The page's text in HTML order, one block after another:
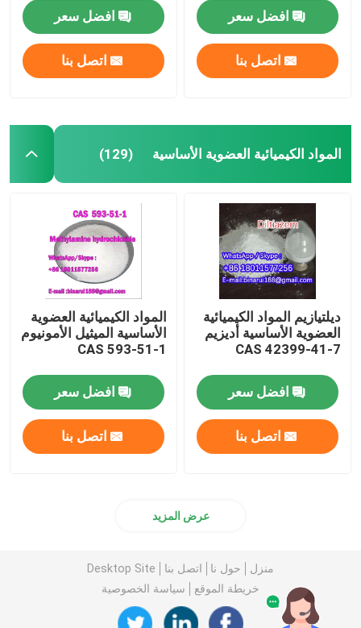
افضل سعر
اتصل بنا
افضل سعر
اتصل بنا
المواد الكيميائية العضوية الأساسية (129)
ديلتيازيم المواد الكيميائية
العضوية الأساسية أديزيم
CAS 42399-41-7
افضل سعر
اتصل بنا
المواد الكيميائية العضوية
الأساسية الميثيل الأمونيوم
CAS 593-51-1
افضل سعر
اتصل بنا
عرض المزيد
منزل حول نا اتصل بنا
Desktop Site
خريطة الموقع
سياسة الخصوصية